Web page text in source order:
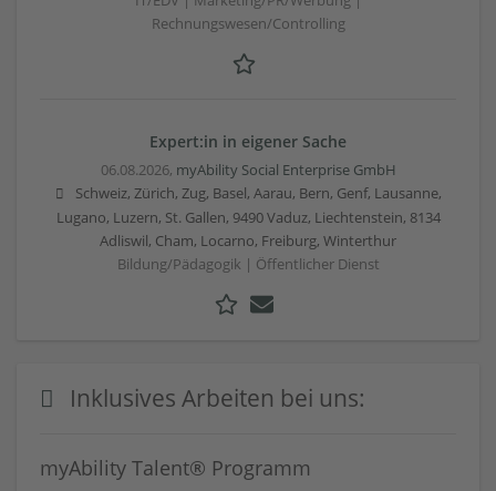
Rechnungswesen/Controlling
Expert:in in eigener Sache
06.08.2026, myAbility Social Enterprise GmbH
Schweiz, Zürich, Zug, Basel, Aarau, Bern, Genf, Lausanne,
Lugano, Luzern, St. Gallen, 9490 Vaduz, Liechtenstein, 8134
Adliswil, Cham, Locarno, Freiburg, Winterthur
Bildung/Pädagogik | Öffentlicher Dienst
Inklusives Arbeiten bei uns:
myAbility Talent® Programm